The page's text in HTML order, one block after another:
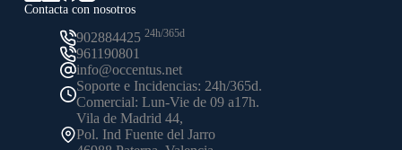
Contacta con nosotros
902884425 24h/365d
961190801
info@occentus.net
Soporte e Incidencias: 24h/365d.
Comercial: Lun-Vie de 09 a17h.
Vila de Madrid 44,
Pol. Ind Fuente del Jarro